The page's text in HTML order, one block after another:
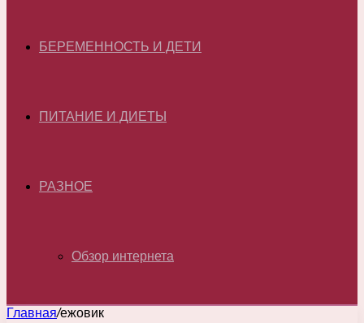
БЕРЕМЕННОСТЬ И ДЕТИ
ПИТАНИЕ И ДИЕТЫ
РАЗНОЕ
Обзор интернета
Главная/ежовик